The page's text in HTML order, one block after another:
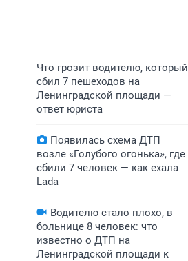
Что грозит водителю, который
сбил 7 пешеходов на
Ленинградской площади —
ответ юриста
Появилась схема ДТП
возле «Голубого огонька», где
сбили 7 человек — как ехала
Lada
Водителю стало плохо, в
больнице 8 человек: что
известно о ДТП на
Ленинградской площади к